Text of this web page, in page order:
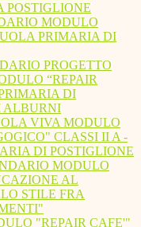
POSTIGLIONE
MODULO
PRIMARIA DI
PROGETTO
“REPAIR
DI
ALBURNI
VIVA MODULO
CLASSI II A -
DI POSTIGLIONE
MODULO
AL
STILE FRA
"REPAIR CAFE'"